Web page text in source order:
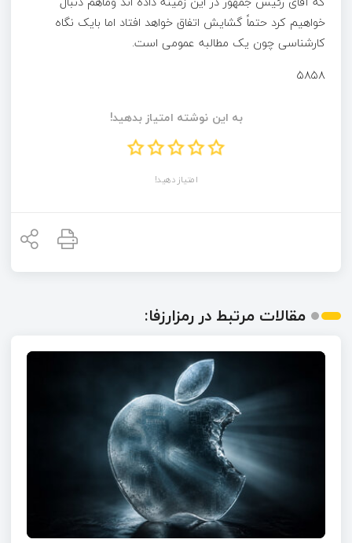
خواهیم کرد حتماً گشایش اتفاق خواهد افتاد اما بایک نگاه
کارشناسی چون یک مطالبه عمومی است.
۵۸۵۸
به این نوشته امتیاز بدهید!
امتیاز دهید!
مقالات مرتبط در رمزارزفا: